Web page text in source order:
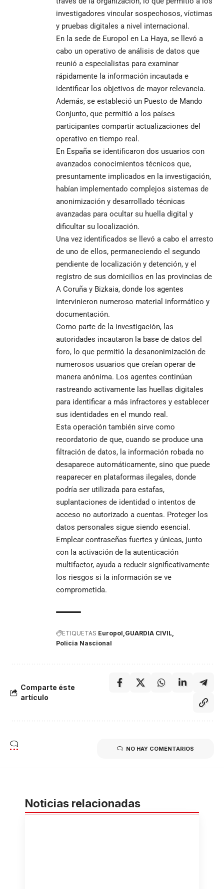
investigadores vincular sospechosos, víctimas
y pruebas digitales a nivel internacional.
En la sede de Europol en La Haya, se llevó a
cabo un operativo de análisis de datos que
reunió a especialistas para examinar
rápidamente la información incautada e
identificar los objetivos de mayor relevancia.
Además, se estableció un Puesto de Mando
Conjunto, que permitió a los países
participantes compartir actualizaciones del
operativo en tiempo real.
En España se identificaron dos usuarios con
avanzados conocimientos técnicos que,
presuntamente implicados en la investigación,
habían implementado complejos sistemas de
anonimización y desarrollado técnicas
avanzadas para ocultar su huella digital y
dificultar su localización.
Una vez identificados se llevó a cabo el arresto
de uno de ellos, permaneciendo el segundo
pendiente de localización y detención, y el
registro de sus domicilios en las provincias de
A Coruña y Bizkaia, donde los agentes
intervinieron numeroso material informático y
documentación.
Como parte de la investigación, las
autoridades incautaron la base de datos del
foro, lo que permitió la desanonimización de
numerosos usuarios que creían operar de
manera anónima. Los agentes continúan
rastreando activamente las huellas digitales
para identificar a más infractores y establecer
sus identidades en el mundo real.
Esta operación también sirve como
recordatorio de que, cuando se produce una
filtración de datos, la información robada no
desaparece automáticamente, sino que puede
reaparecer en plataformas ilegales, donde
podría ser utilizada para estafas,
suplantaciones de identidad o intentos de
acceso no autorizado a cuentas. Proteger los
datos personales sigue siendo esencial.
Emplear contraseñas fuertes y únicas, junto
con la activación de la autenticación
multifactor, ayuda a reducir significativamente
los riesgos si la información se ve
comprometida.
ETIQUETAS Europol GUARDIA CIVIL
Policia Nascional
Comparte éste
artículo
NO HAY COMENTARIOS
Noticias relacionadas